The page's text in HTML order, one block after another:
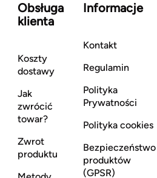
Obsługa
klienta
Koszty
dostawy
Jak
zwrócić
towar?
Zwrot
produktu
Informacje
Kontakt
Regulamin
Polityka
Prywatności
Polityka cookies
Bezpieczeństwo
produktów
(GPSR)